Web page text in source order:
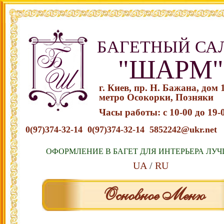
БАГЕТНЫЙ
"ШАРМ"
г. Киев, пр. Н. Бажана, дом
метро Осокорки, Позняки
Часы работы: с 10-00 до 19-
0(97)374-32-14 0(97)374-32-14 5852242@ukr.net
ОФОРМЛЕНИЕ В БАГЕТ ДЛЯ ИНТЕРЬЕРА
UA RU
Основное Меню